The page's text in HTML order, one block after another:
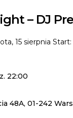
– DJ
15 sierpnia
22:00
48A, 01-242